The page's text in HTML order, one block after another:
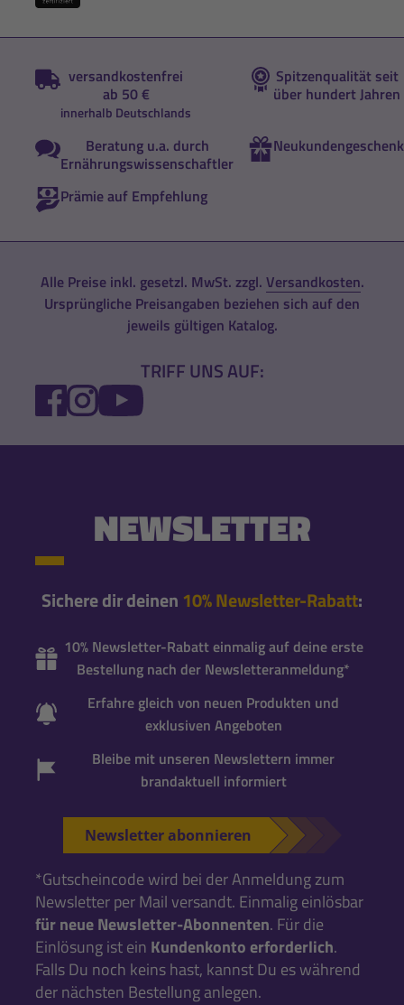
versandkostenfrei
ab 50 €
innerhalb Deutschlands
Spitzenqualität seit
über hundert Jahren
Beratung u.a. durch
Ernährungswissenschaftler
Neukundengeschenk
Prämie auf Empfehlung
Alle Preise inkl. gesetzl. MwSt. zzgl. Versandkosten.
Ursprüngliche Preisangaben beziehen sich auf den
jeweils gültigen Katalog.
TRIFF UNS AUF:
FACEBOOK
INSTAGRAM
YOUTUBE
NEWSLETTER
Sichere dir deinen 10% Newsletter-Rabatt:
10% Newsletter-Rabatt einmalig auf deine erste
Bestellung nach der Newsletteranmeldung*
Erfahre gleich von neuen Produkten und
exklusiven Angeboten
Bleibe mit unseren Newslettern immer
brandaktuell informiert
Newsletter abonnieren
*Gutscheincode wird bei der Anmeldung zum
Newsletter per Mail versandt. Einmalig einlösbar
für neue Newsletter-Abonnenten. Für die
Einlösung ist ein Kundenkonto erforderlich.
Falls Du noch keins hast, kannst Du es während
der nächsten Bestellung anlegen.